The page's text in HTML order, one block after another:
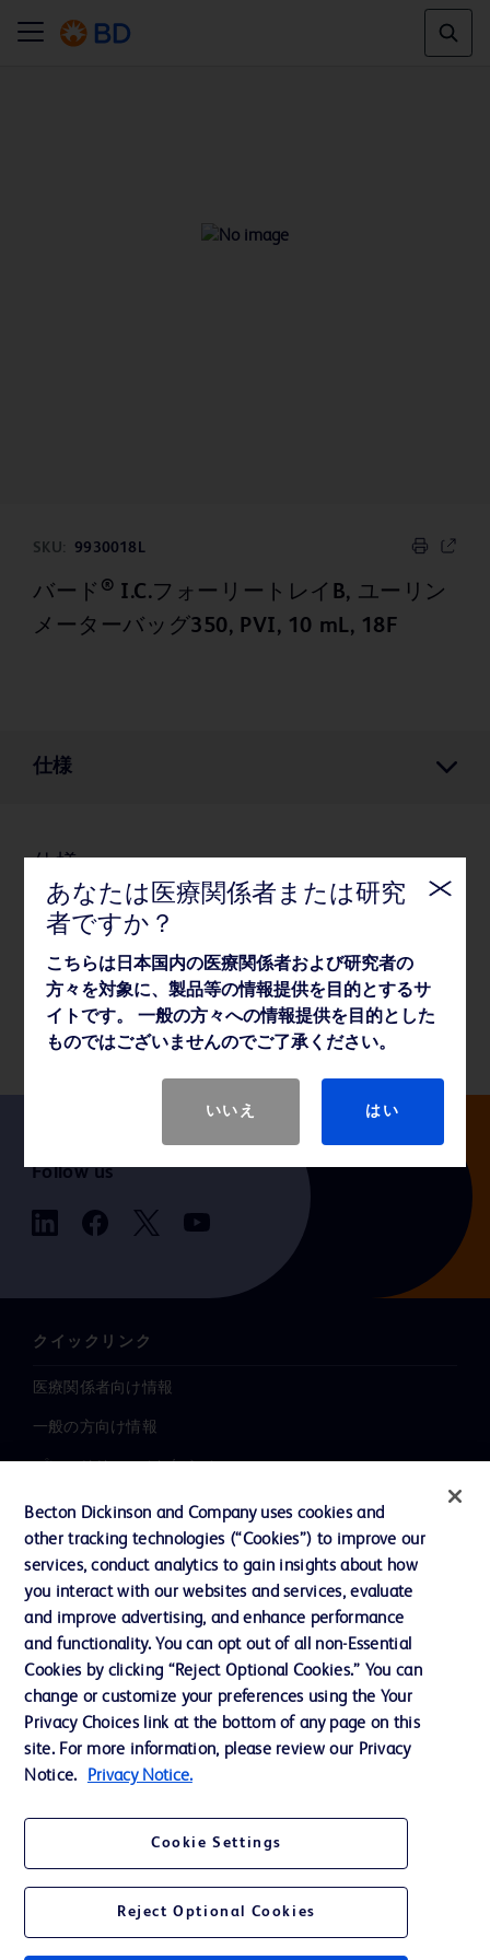
SKU: 9930018L
バード ® I.C.フォーリートレイB, ユーリン
メーターバッグ350, PVI, 10 mL, 18F
仕様
仕様
薬事・その他情報
製品基本仕様
Follow us
クイックリンク
医療関係者向け情報
一般の方向け情報
プレスリリース / お知らせ
インクルージョン、ダイバー
シティ ＆ エクイティ
投資家向け情報（英語）
会社案内
お問い合わせ
Cookie Preferences
プライバシーポリシー
© 2026 BD. All rights reserved. BD and the BD Logo are trademarks of
あなたは医療関係者または研究
者ですか？
こちらは日本国内の医療関係者および研究者の
方々を対象に、製品等の情報提供を目的とするサ
イトです。 一般の方々への情報提供を目的とした
ものではございませんのでご了承ください。
いいえ はい
Becton Dickinson and Company uses cookies and
other tracking technologies (“Cookies”) to improve our
services, conduct analytics to gain insights about how
you interact with our websites and services, evaluate
and improve advertising, and enhance performance
and functionality. You can opt out of all non-Essential
Cookies by clicking “Reject Optional Cookies.” You can
change or customize your preferences using the Your
Privacy Choices link at the bottom of any page on this
site. For more information, please review our Privacy
Notice.
Privacy Notice.
Cookie Settings
Reject Optional Cookies